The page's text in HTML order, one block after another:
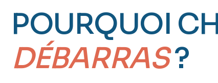
POURQUOI
DÉBARRAS?